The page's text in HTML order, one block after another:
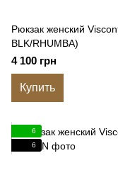
Рюкзак женский
BLK/RHUMBA)
4 100 грн
Купить
6
6